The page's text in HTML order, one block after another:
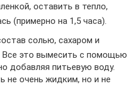
оставить в тепло,
(примерно на 1,5 часа).
солью, сахаром и
Все это вымесить с помощью
добавляя питьевую воду.
не очень жидким, но и не